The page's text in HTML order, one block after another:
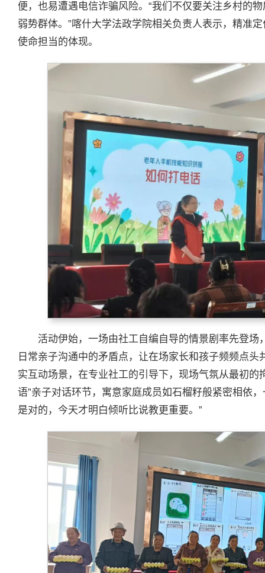
便，也易遭遇电信诈骗风险。“我们不仅要关注乡村的
弱势群体。”喀什大学法政学院相关负责人表示，精准
使命担当的体现。
活动伊始，一场由社工自编自导的情景剧率先登场
日常亲子沟通中的矛盾点，让在场家长和孩子频频点
实互动场景，在专业社工的引导下，现场气氛从最初的
语”亲子对话环节，寓意家庭成员如石榴籽般紧密相依
是对的，今天才明白倾听比说教更重要。”